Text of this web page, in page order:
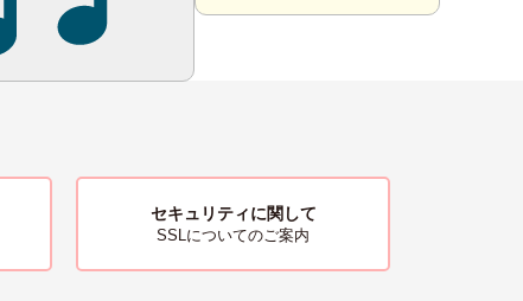
セキュリティに関して
SSLについてのご案内